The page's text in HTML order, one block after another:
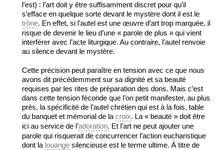
l’est) : l’art doit y être suffisamment discret pour qu’il
s’efface en quelque sorte devant le mystère dont il est le
trône. En effet, si l’autel est une œuvre d’art trop marquée, il
risque de devenir le lieu d’une « parole de plus » qui vient
interférer avec l’acte liturgique. Au contraire, l’autel renvoie
au silence devant le mystère.
Cette précision peut paraître en tension avec ce que nous
avons dit précédemment sur sa dignité et sa beauté
requises par les rites de préparation des dons. Mais c’est
dans cette tension féconde que l’on petit manifester, au plus
près, la spécificité de l’autel chrétien qui est à la fois, table
du banquet et mémorial de la croix. La « beauté » doit être
ici au service de l’adoration. Et l’art ne peut ajouter une
parole qui risquerait de concurrencer l’action eucharistique
dont la louange silencieuse est le terme ultime. À titre de